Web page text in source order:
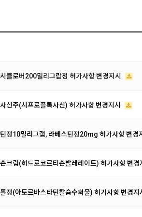
클로버200밀리그람정 허가사항 변경지시
신주(시프로플록사신) 허가사항 변경지시
정10밀리그램, 라베스틴정20mg 허가사항 변경
크림(히드로코르티손발레레이트) 허가사항 변경
정(아토르바스타틴칼슘수화물) 허가사항 변경지